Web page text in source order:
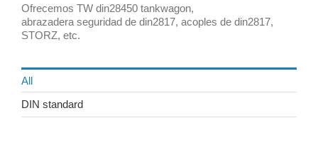
Ofrecemos TW din28450 tankwagon,
abrazadera seguridad de din2817, acoples de din2817,
STORZ, etc.
All
DIN standard